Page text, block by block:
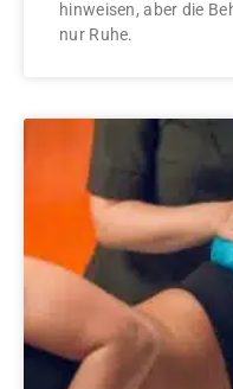
hinweisen, aber die
nur Ruhe.